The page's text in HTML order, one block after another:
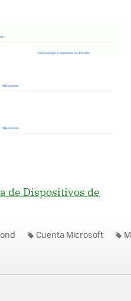
de Dispositivos de
Cuenta Microsoft